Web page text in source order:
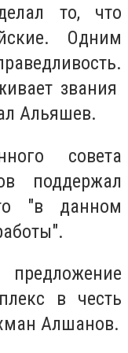
то, что
Одним
звания
Альяшев.
совета
поддержал
"в данном
в честь
Алшанов.